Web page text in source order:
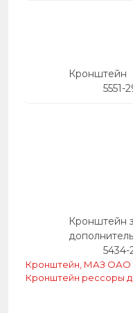
Кронштейн
5551-
Кронштейн
5434-
Кронштейн, МАЗ ОАО
Кронштейн рессоры